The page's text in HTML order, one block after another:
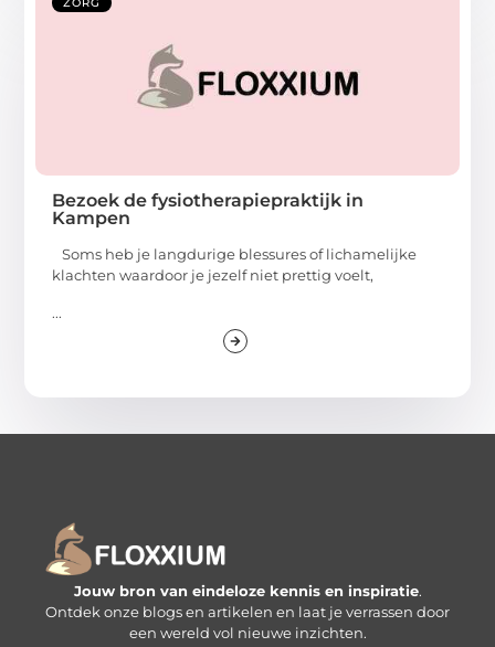
ZORG
Bezoek de fysiotherapiepraktijk in
Kampen
Soms heb je langdurige blessures of lichamelijke
klachten waardoor je jezelf niet prettig voelt,
...
Jouw bron van eindeloze kennis en inspiratie.
Ontdek onze blogs en artikelen en laat je verrassen door
een wereld vol nieuwe inzichten.